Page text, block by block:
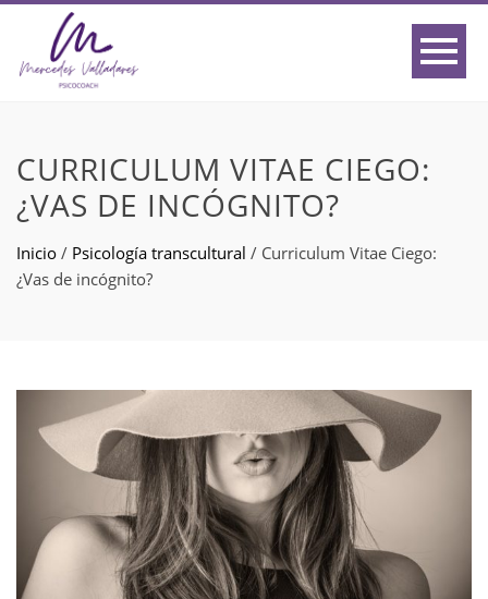
CURRICULUM VITAE CIEGO:
¿VAS DE INCÓGNITO?
Inicio / Psicología transcultural / Curriculum Vitae Ciego:
¿Vas de incógnito?